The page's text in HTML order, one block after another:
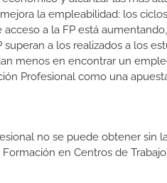
la empleabilidad: los
a la FP está
a los realizados a los
menos en encontrar un
Profesional como una
no se puede obtener sin
en Centros de